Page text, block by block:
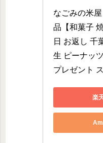
なごみの米
品【和菓子
日 お返し 千
生 ピーナッ
プレゼント
楽